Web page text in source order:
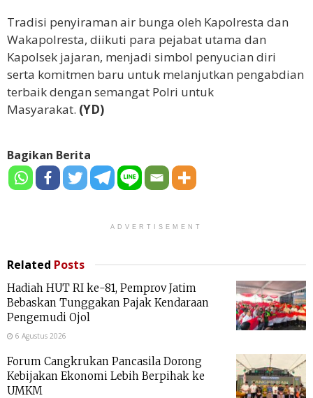
Tradisi penyiraman air bunga oleh Kapolresta dan
Wakapolresta, diikuti para pejabat utama dan
Kapolsek jajaran, menjadi simbol penyucian diri
serta komitmen baru untuk melanjutkan pengabdian
terbaik dengan semangat Polri untuk
Masyarakat. (YD)
Bagikan Berita
ADVERTISEMENT
Related Posts
Hadiah HUT RI ke-81, Pemprov Jatim
Bebaskan Tunggakan Pajak Kendaraan
Pengemudi Ojol
6 Agustus 2026
Forum Cangkrukan Pancasila Dorong
Kebijakan Ekonomi Lebih Berpihak ke
UMKM